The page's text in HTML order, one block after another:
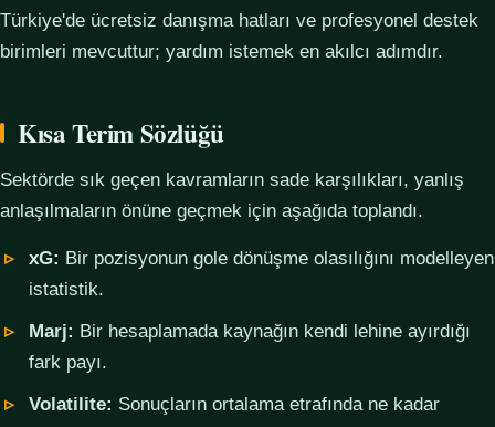
Türkiye'de ücretsiz danışma hatları ve profesyonel destek
birimleri mevcuttur; yardım istemek en akılcı adımdır.
Kısa Terim Sözlüğü
Sektörde sık geçen kavramların sade karşılıkları, yanlış
anlaşılmaların önüne geçmek için aşağıda toplandı.
xG: Bir pozisyonun gole dönüşme olasılığını modelleyen
istatistik.
Marj: Bir hesaplamada kaynağın kendi lehine ayırdığı
fark payı.
Volatilite: Sonuçların ortalama etrafında ne kadar